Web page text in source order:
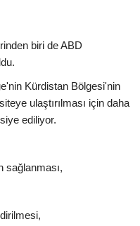
biri de ABD
Kürdistan Bölgesi'nin
ulaştırılması için daha
ediliyor.
sağlanması,